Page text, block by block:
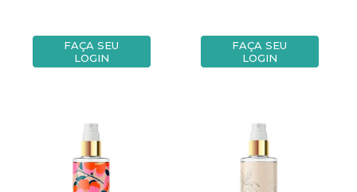
FAÇA SEU
LOGIN
FAÇA SEU
LOGIN